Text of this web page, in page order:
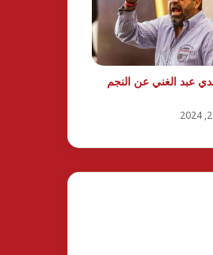
عبد الغني عن النجم